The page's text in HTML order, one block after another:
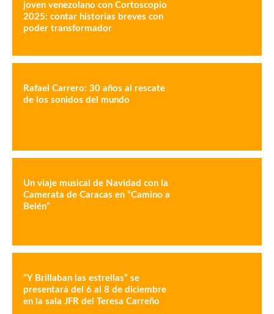
joven venezolano con Cortoscopio
2025: contar historias breves con
poder transformador
Rafael Carrero: 30 años al rescate
de los sonidos del mundo
Un viaje musical de Navidad con la
Camerata de Caracas en “Camino a
Belén”
“Y Brillaban las estrellas” se
presentará del 6 al 8 de diciembre
en la sala JFR del Teresa Carreño